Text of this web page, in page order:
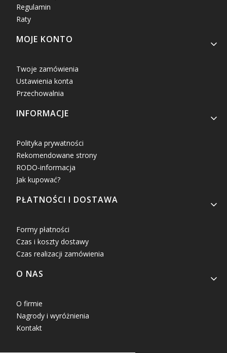
Regulamin
Raty
MOJE KONTO
Twoje zamówienia
Ustawienia konta
Przechowalnia
INFORMACJE
Polityka prywatności
Rekomendowane strony
RODO-informacja
Jak kupować?
PŁATNOŚCI I DOSTAWA
Formy płatności
Czas i koszty dostawy
Czas realizacji zamówienia
O NAS
O firmie
Nagrody i wyróżnienia
Kontakt